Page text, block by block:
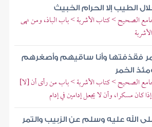
الطيب إلا الحرام الخبيث
الصحيح > كتاب الأشربة > باب الباذ، ومن نهى
فقذفتها وأنا ساقيهم وأصغرهم
الخمر
الصحيح > كتاب الأشربة > باب من رأى أن [لا]
كان مسكرا، وأن لا يجعل إدامين في إدام
الله عليه وسلم عن الزبيب والتمر